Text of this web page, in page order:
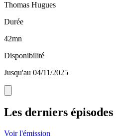
Thomas Hugues
Durée
42mn
Disponibilité
Jusqu'au 04/11/2025
Les derniers épisodes
Voir l'émission